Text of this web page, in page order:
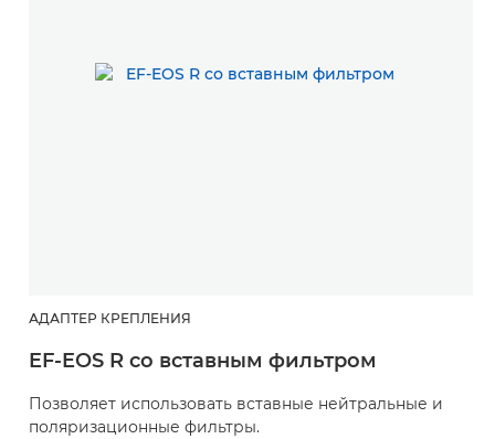
АДАПТЕР КРЕПЛЕНИЯ
EF-EOS R со вставным фильтром
Позволяет использовать вставные нейтральные и
поляризационные фильтры.